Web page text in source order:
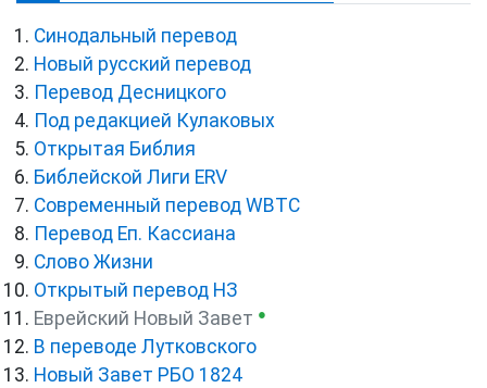
Синодальный перевод
Новый русский перевод
Перевод Десницкого
Под редакцией Кулаковых
Открытая Библия
Библейской Лиги ERV
Cовременный перевод WBTC
Перевод Еп. Кассиана
Слово Жизни
Открытый перевод НЗ
Еврейский Новый Завет ●
В переводе Лутковского
Новый Завет РБО 1824